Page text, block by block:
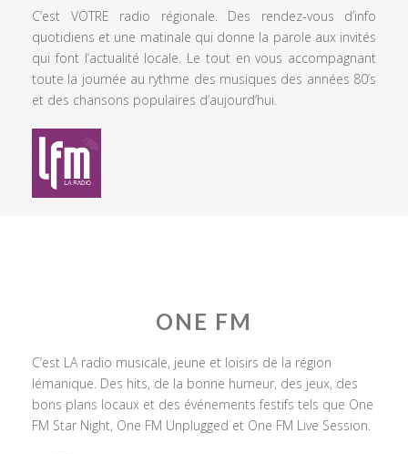
C’est VOTRE radio régionale. Des rendez-vous d’info
quotidiens et une matinale qui donne la parole aux invités
qui font l’actualité locale. Le tout en vous accompagnant
toute la journée au rythme des musiques des années 80’s
et des chansons populaires d’aujourd’hui.
ONE FM
C’est LA radio musicale, jeune et loisirs de la région
lémanique. Des hits, de la bonne humeur, des jeux, des
bons plans locaux et des événements festifs tels que One
FM Star Night, One FM Unplugged et One FM Live Session.